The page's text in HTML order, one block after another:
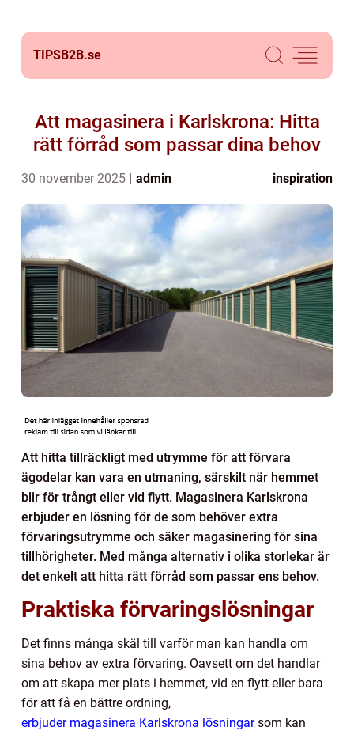
TIPSB2B.se
Att magasinera i Karlskrona: Hitta
rätt förråd som passar dina behov
30 november 2025 admin inspiration
Att hitta tillräckligt med utrymme för att förvara
ägodelar kan vara en utmaning, särskilt när hemmet
blir för trångt eller vid flytt. Magasinera Karlskrona
erbjuder en lösning för de som behöver extra
förvaringsutrymme och säker magasinering för sina
tillhörigheter. Med många alternativ i olika storlekar är
det enkelt att hitta rätt förråd som passar ens behov.
Praktiska förvaringslösningar
Det finns många skäl till varför man kan handla om
sina behov av extra förvaring. Oavsett om det handlar
om att skapa mer plats i hemmet, vid en flytt eller bara
för att få en bättre ordning,
erbjuder magasinera Karlskrona lösningarsom kan